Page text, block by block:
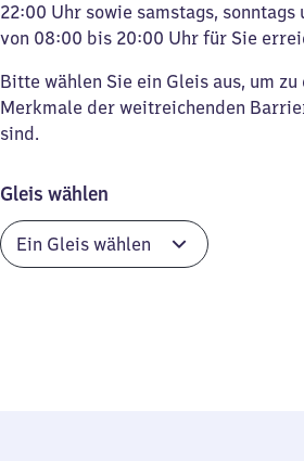
22:00 Uhr sowie samstags, sonntags
von 08:00 bis 20:00 Uhr für Sie
Bitte wählen Sie ein Gleis aus, um
Merkmale der weitreichenden
sind.
Gleis wählen